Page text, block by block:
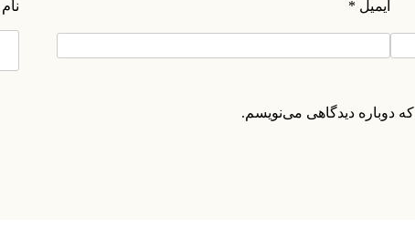
ایمیل *
دوباره دیدگاهی می‌نویسم.